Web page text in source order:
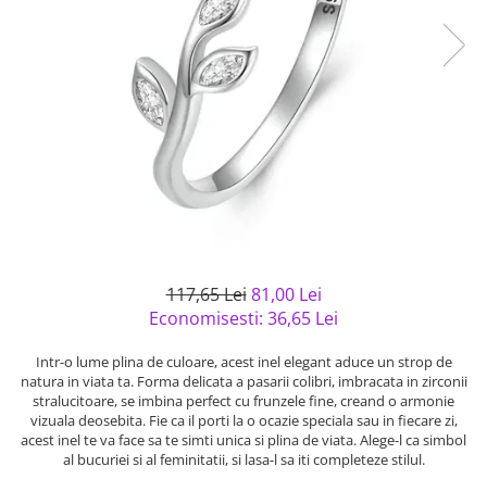
Bijuterii argint placat cu aur
Bijuterii argint cu diverse
Bijuterii argint cu murano
Bijuterii gotice si rock
Bijuterii Handmade
Casete si cutii de bijuterii
Solutii si lavete de curatare
117,65 Lei 81,00 Lei
Economisesti: 36,65 Lei
Intr-o lume plina de culoare, acest inel elegant aduce un strop de
natura in viata ta. Forma delicata a pasarii colibri, imbracata in zirconii
stralucitoare, se imbina perfect cu frunzele fine, creand o armonie
vizuala deosebita. Fie ca il porti la o ocazie speciala sau in fiecare zi,
acest inel te va face sa te simti unica si plina de viata. Alege-l ca simbol
al bucuriei si al feminitatii, si lasa-l sa iti completeze stilul.